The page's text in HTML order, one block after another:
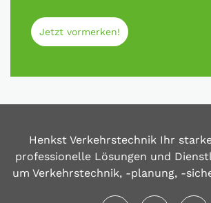
Jetzt vormerken!
Henkst Verkehrstechnik Ihr
professionelle Lösungen und
um Verkehrstechnik, -planung, -